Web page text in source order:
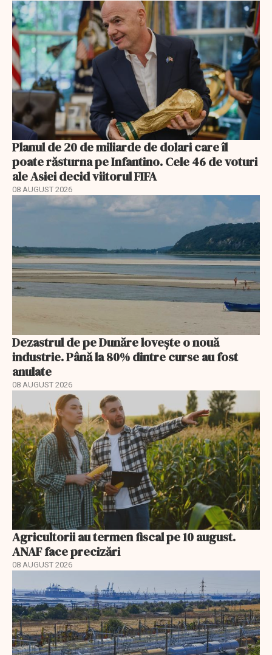
Planul de 20 de miliarde de dolari care îl
poate răsturna pe Infantino. Cele 46 de voturi
ale Asiei decid viitorul FIFA
08 AUGUST 2026
Dezastrul de pe Dunăre lovește o nouă
industrie. Până la 80% dintre curse au fost
anulate
08 AUGUST 2026
Agricultorii au termen fiscal pe 10 august.
ANAF face precizări
08 AUGUST 2026